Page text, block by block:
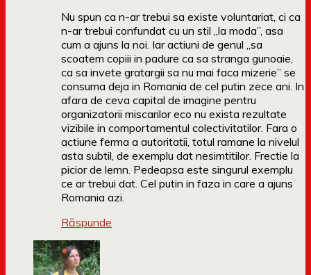
Nu spun ca n-ar trebui sa existe voluntariat, ci ca
n-ar trebui confundat cu un stil „la moda”, asa
cum a ajuns la noi. Iar actiuni de genul „sa
scoatem copiii in padure ca sa stranga gunoaie,
ca sa invete gratargii sa nu mai faca mizerie” se
consuma deja in Romania de cel putin zece ani. In
afara de ceva capital de imagine pentru
organizatorii miscarilor eco nu exista rezultate
vizibile in comportamentul colectivitatilor. Fara o
actiune ferma a autoritatii, totul ramane la nivelul
asta subtil, de exemplu dat nesimtitilor. Frectie la
picior de lemn. Pedeapsa este singurul exemplu
ce ar trebui dat. Cel putin in faza in care a ajuns
Romania azi.
Răspunde